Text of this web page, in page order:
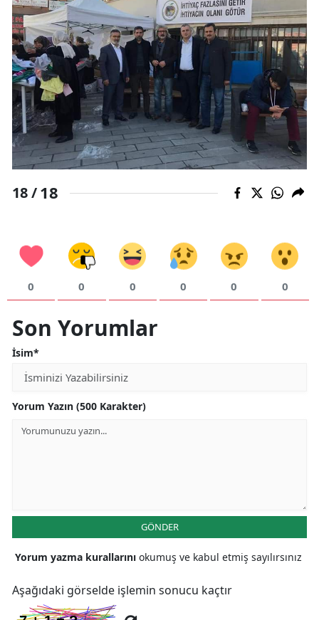
18 /18
0 0 0 0 0 0
Son Yorumlar
İsim*
Yorum Yazın (500 Karakter)
GÖNDER
Yorum yazma kurallarını okumuş ve kabul etmiş sayılırsınız
Aşağıdaki görselde işlemin sonucu kaçtır